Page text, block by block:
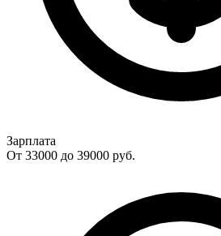
Зарплата
От 33000 до 39000 руб.